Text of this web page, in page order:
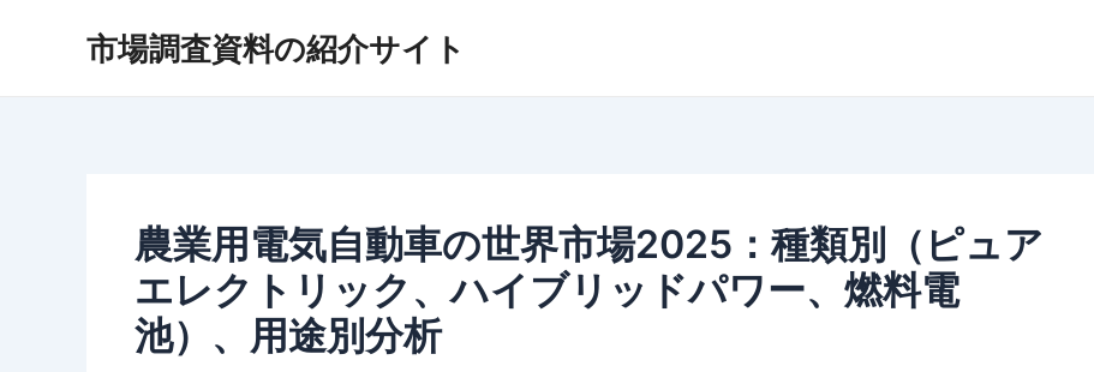
市場調査資料の紹介サイト
農業用電気自動車の世界市場2025：種類別（ピュア
エレクトリック、ハイブリッドパワー、燃料電
池）、用途別分析